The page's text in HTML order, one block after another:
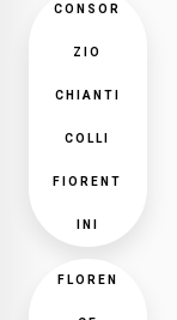
CONSOR
ZIO
CHIANTI
COLLI
FIORENT
INI
FLOREN